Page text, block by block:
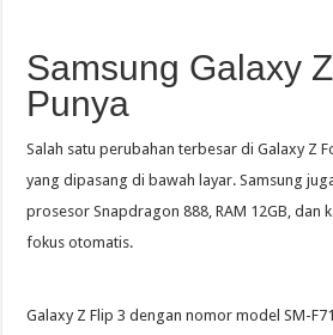
Samsung Galaxy
Punya
Salah satu perubahan terbesar di Galaxy Z
yang dipasang di bawah layar. Samsung
prosesor Snapdragon 888, RAM 12GB, dan
fokus otomatis.
Galaxy Z Flip 3 dengan nomor model SM-